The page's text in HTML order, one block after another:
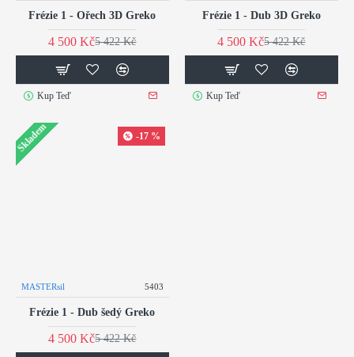
Frézie 1 - Ořech 3D Greko
4 500 Kč5 422 Kč
Kup Teď
Frézie 1 - Dub 3D Greko
4 500 Kč5 422 Kč
Kup Teď
Skladem -17 %
MASTERsil 5403
Frézie 1 - Dub šedý Greko
4 500 Kč5 422 Kč